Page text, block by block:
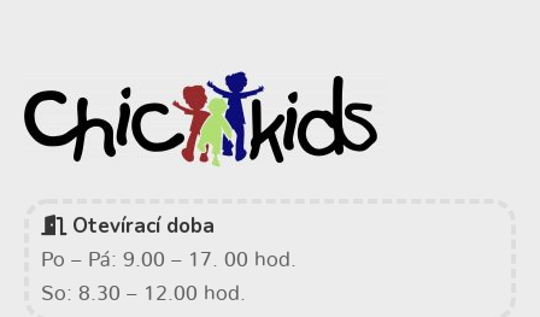
Otevírací doba
Po – Pá: 9.00 – 17. 00 hod.
So: 8.30 – 12.00 hod.